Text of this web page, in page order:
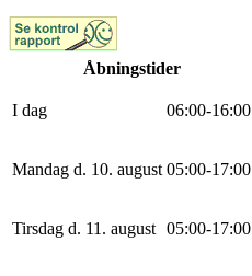
Åbningstider
I dag 06:00-16:00
Mandag d. 10. august 05:00-17:00
Tirsdag d. 11. august 05:00-17:00